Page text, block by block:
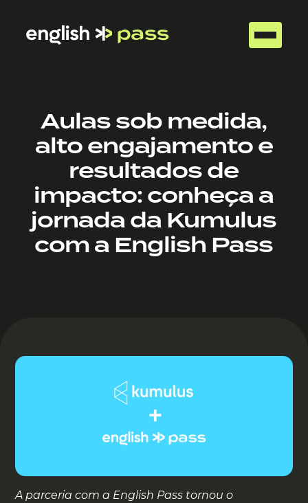
Aulas sob medida,
alto engajamento e
resultados de
impacto: conheça a
jornada da Kumulus
com a English Pass
A parceria com a English Pass tornou o